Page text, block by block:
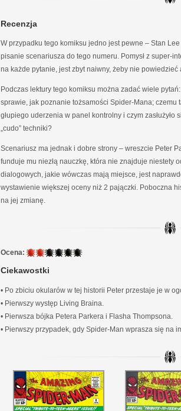
Recenzja
W przypadku tego komiksu jedno jest pewne – Stan
pisanie scenariusza do tego numeru. Pomysł z super-
na każde pytanie, jest zbyt naiwny, żeby nie
Podczas lektury tego komiksu można zadać wiele
sprawie, jak poznanie tożsamości Spider-Mana; czemu
głupiego uderzenia w panel kontrolny i czym zasłużyło
„cudo” techniki?
Scenariusz ma jednak i dobre strony – wreszcie Peter
funduje mu niezłą nauczkę, która nie znajduje niestety
dialogowych, jakie wówczas mają miejsce, jest
wystawienie większej oceny niż 2 pajączki. Poboczna
na jej zmianę.
Ocena: 2
6
Ciekawostki
• Po zbiciu okularów w tej historii Peter przestaje je w
• Pierwszy występ Living Braina.
• Pierwsza bójka Petera Parkera i Flasha Thompsona.
• Pierwszy przypadek, gdy Spider-Man wprasza się na